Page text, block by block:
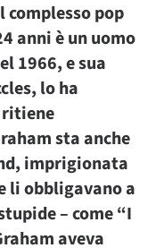
complesso pop
anni è un uomo
1966, e sua
lo ha
ritiene
sta anche
imprigionata
li obbligavano a
– come “I
aveva